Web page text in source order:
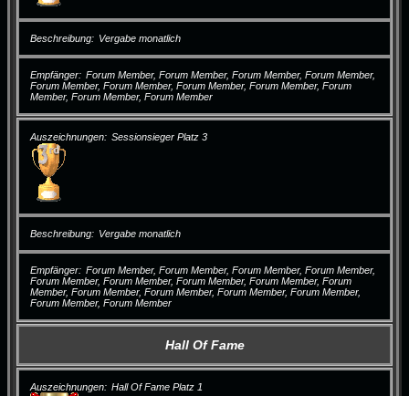
Beschreibung Vergabe monatlich
Empfänger
Forum Member, Forum Member, Forum Member, Forum Member,
Forum Member, Forum Member, Forum Member, Forum Member, Forum
Member, Forum Member, Forum Member
Auszeichnungen Sessionsieger Platz 3
Beschreibung Vergabe monatlich
Empfänger
Forum Member, Forum Member, Forum Member, Forum Member,
Forum Member, Forum Member, Forum Member, Forum Member, Forum
Member, Forum Member, Forum Member, Forum Member, Forum Member,
Forum Member, Forum Member
Hall Of Fame
Auszeichnungen Hall Of Fame Platz 1